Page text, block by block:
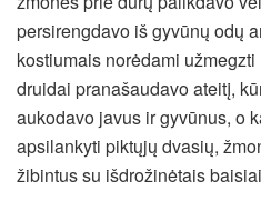
persirengdavo iš gyvūnų odų
kostiumais norėdami
druidai pranašaudavo ateitį,
aukodavo javus ir gyvūnus, o
apsilankyti piktųjų dvasių,
žibintus su išdrožinėtais